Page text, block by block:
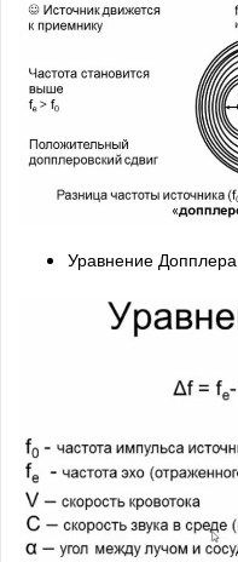
Уравнение Допплера